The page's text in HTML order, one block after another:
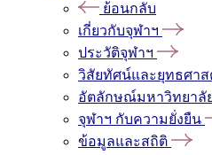
ย้อนกลับ
เกี่ยวกับจุฬาฯ
ประวัติจุฬาฯ
วิสัยทัศน์และยุทธศาส
อัตลักษณ์มหาวิทยาลั
จุฬาฯ กับความยั่งยืน
ข้อมูลและสถิติ